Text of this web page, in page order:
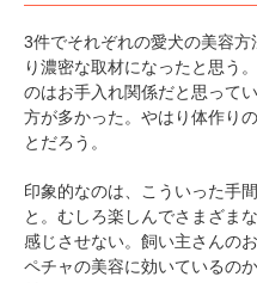
3件でそれぞれの愛犬の美容
り濃密な取材になったと思う
のはお手入れ関係だと思って
方が多かった。やはり体作り
とだろう。
印象的なのは、こういった手
と。むしろ楽しんでさまざま
感じさせない。飼い主さんの
ペチャの美容に効いているの